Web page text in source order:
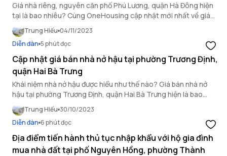
Giá nhà riêng, nguyên căn phố Phú Lương, quận Hà Đông hiện
tại là bao nhiêu? Cùng OneHousing cập nhật mới nhất về giá
bất động sản quận Hà Đông qua bài viết sau.
Trung Hiếu 04/11/2023
Diễn đàn 5 phút đọc
Cập nhật giá bán nhà nở hậu tại phường Trương Định,
quận Hai Bà Trưng
Khái niệm nhà nở hậu được hiểu như thế nào? Giá bán nhà nở
hậu tại phường Trương Định, quận Hai Bà Trưng hiện là bao
nhiêu? Tham khảo ngay sau đây!
Trung Hiếu 30/10/2023
Diễn đàn 6 phút đọc
Địa điểm tiến hành thủ tục nhập khẩu với hộ gia đình
mua nhà đất tại phố Nguyên Hồng, phường Thành